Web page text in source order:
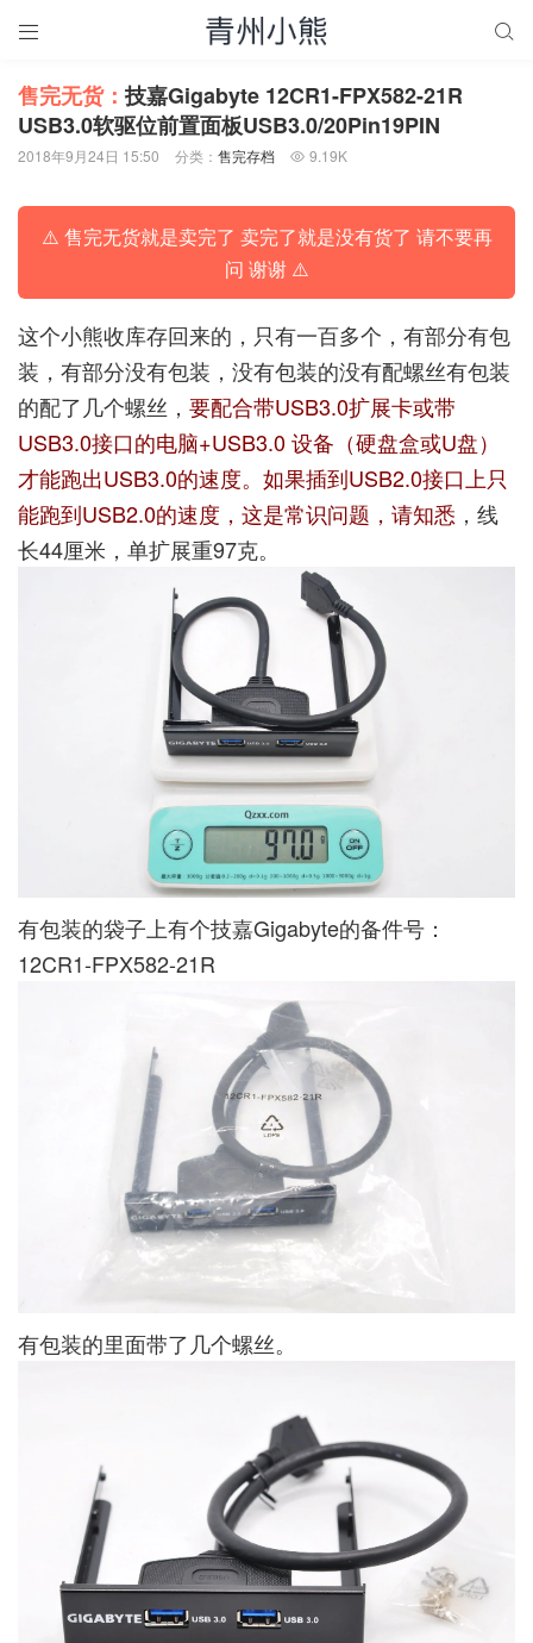
 
售完无货： 技嘉Gigabyte 12CR1-FPX582-21R
USB3.0软驱位前置面板USB3.0/20Pin19PIN
2018年9月24日 15:50 分类： 售完存档  9.19K
⚠️ 售完无货就是卖完了 卖完了就是没有货了 请不要再
问 谢谢 ⚠️
这个小熊收库存回来的，只有一百多个，有部分有包
装，有部分没有包装，没有包装的没有配螺丝有包装
的配了几个螺丝， 要配合带USB3.0扩展卡或带
USB3.0接口的电脑+USB3.0 设备（硬盘盒或U盘）
才能跑出USB3.0的速度。如果插到USB2.0接口上只
能跑到USB2.0的速度，这是常识问题，请知悉 ，线
长44厘米，单扩展重97克。
有包装的袋子上有个技嘉Gigabyte的备件号：
12CR1-FPX582-21R
有包装的里面带了几个螺丝。